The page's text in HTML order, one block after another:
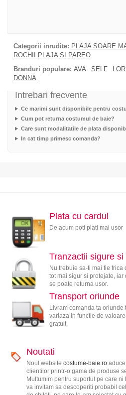
Categorii inrudite: PLAJA SOARE
ROCHII PLAJA SI PAREO
Branduri populare: AVA SELF
DONNA
Intrebari frecvente
Ce marimi sunt disponibile pentru
Cum pot returna costumul de baie?
Care sunt modalitatile de plata
In cat timp primesc comanda?
Plata cu cardul
De acum poti plati mai usor
Tranzactii sigure si
Nu trebuie sa-ti mai fie
tot mai sigur si protejate,
se poate returna usor.
Transport oriunde
Livram comanda ta
variaza in functie de
gratuit.
Noutati
Noul website costume-baie.roaduce
clientilor printr-o gama de produse
Multumim pentru suportul pe care ni
va invitam sa descoperiti probabil